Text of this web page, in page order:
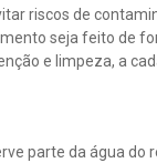
riscos de
seja feito de
e limpeza, a
parte da água